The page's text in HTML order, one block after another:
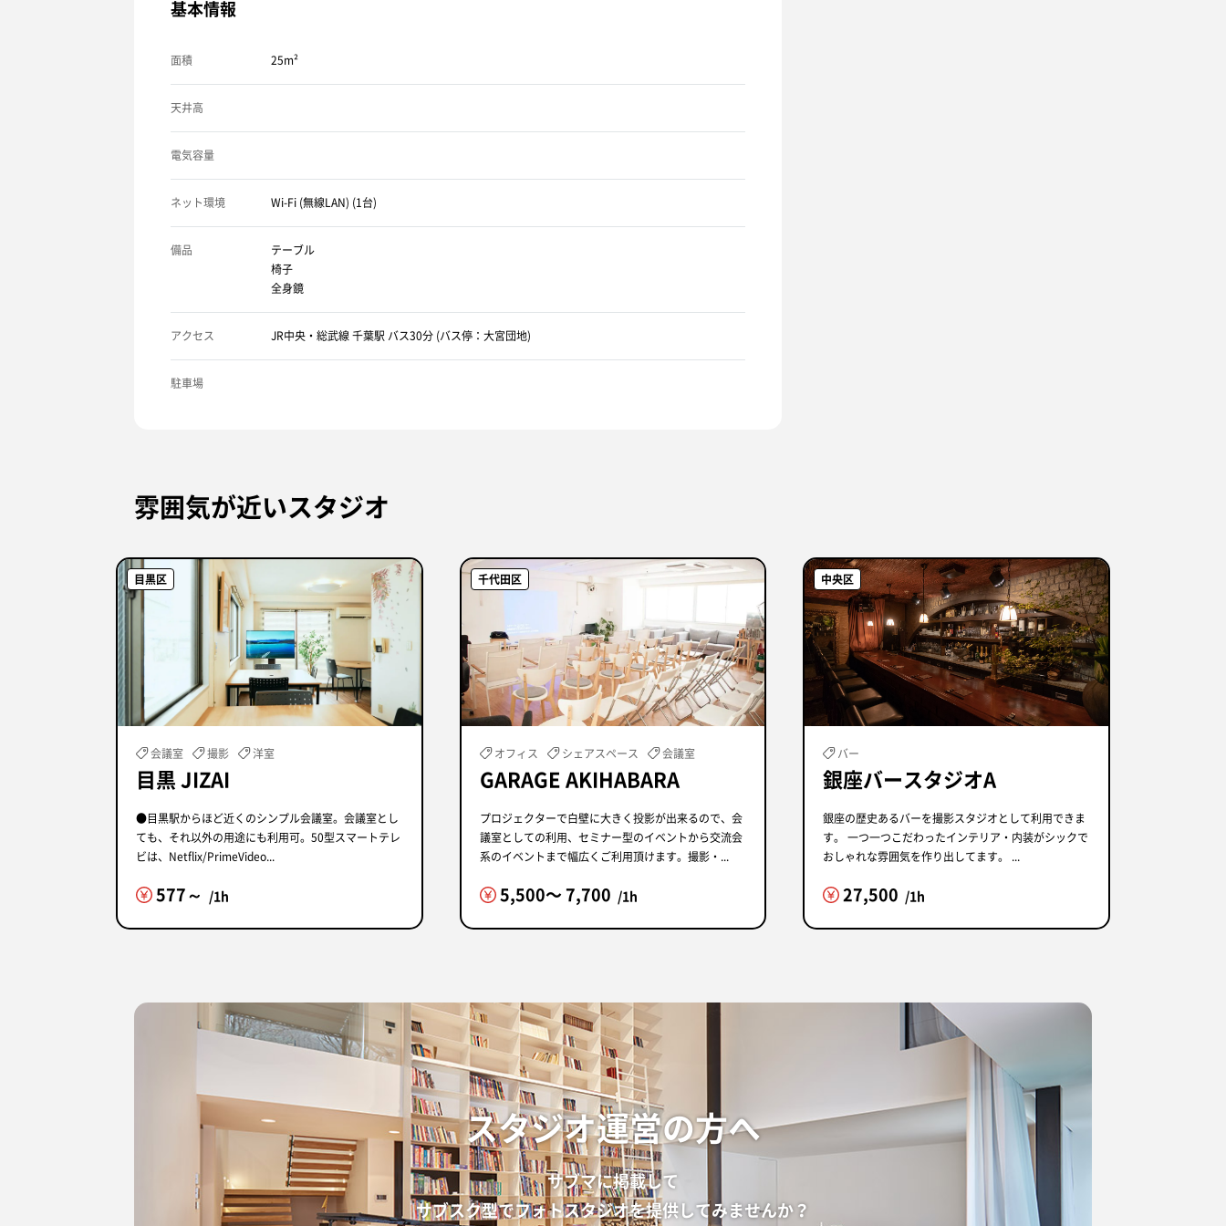
基本情報
面積 25m²
天井高
電気容量
ネット環境 Wi-Fi (無線LAN) (1台)
備品
テーブル
椅子
全身鏡
アクセス JR中央・総武線 千葉駅 バス30分 (バス停：大宮団地)
駐車場
雰囲気が近いスタジオ
目黒区
会議室 撮影 洋室
目黒 JIZAI
●目黒駅からほど近くのシンプル会議室。会議室とし
ても、それ以外の用途にも利用可。50型スマートテレ
ビは、Netflix/PrimeVideo...
577～ /1h
千代田区
オフィス シェアスペース 会議室
GARAGE AKIHABARA
プロジェクターで白壁に大きく投影が出来るので、会
議室としての利用、セミナー型のイベントから交流会
系のイベントまで幅広くご利用頂けます。撮影・...
5,500〜 7,700 /1h
中央区
バー
銀座バースタジオA
銀座の歴史あるバーを撮影スタジオとして利用できま
す。 一つ一つこだわったインテリア・内装がシックで
おしゃれな雰囲気を作り出してます。 ...
27,500 /1h
スタジオ運営の方へ
サブマに掲載して
サブスク型でフォトスタジオを提供してみませんか？